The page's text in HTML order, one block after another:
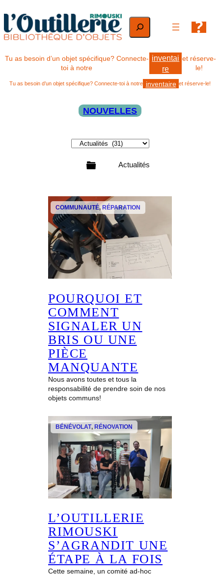
au
contenu
Rechercher
Tu as besoin d’un objet spécifique? Connecte-
toi à notre
inventai
re
et réserve-
le!
Tu as besoin d’un objet spécifique? Connecte-toi à notre inventaire et réserve-le!
NOUVELLES
r
i
e
s
Actualités
COMMUNAUTÉ, RÉPARATION
POURQUOI ET
COMMENT
SIGNALER UN
BRIS OU UNE
PIÈCE
MANQUANTE
Nous avons toutes et tous la
responsabilité de prendre soin de nos
objets communs!
BÉNÉVOLAT, RÉNOVATION
L’OUTILLERIE
RIMOUSKI
S’AGRANDIT UNE
ÉTAPE À LA FOIS
Cette semaine, un comité ad-hoc